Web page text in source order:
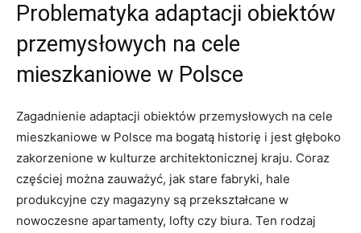
Problematyka adaptacji obiektów
przemysłowych na cele
mieszkaniowe w Polsce
Zagadnienie adaptacji obiektów przemysłowych na cele
mieszkaniowe w Polsce ma bogatą historię i jest głęboko
zakorzenione w kulturze architektonicznej kraju. Coraz
częściej można zauważyć, jak stare fabryki, hale
produkcyjne czy magazyny są przekształcane w
nowoczesne apartamenty, lofty czy biura. Ten rodzaj